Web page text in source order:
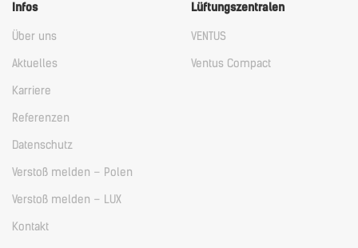
Infos
Über uns
Aktuelles
Karriere
Referenzen
Datenschutz
Verstoß melden – Polen
Verstoß melden – LUX
Kontakt
Lüftungszentralen
VENTUS
Ventus Compact